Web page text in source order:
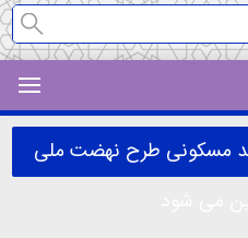
واحد مسکونی طرح نهضت ملی